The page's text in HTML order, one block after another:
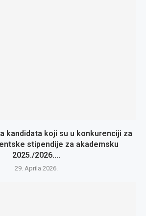
kandidata koji su u konkurenciji za
stipendije za akademsku
2025./2026....
29. Aprila 2026.